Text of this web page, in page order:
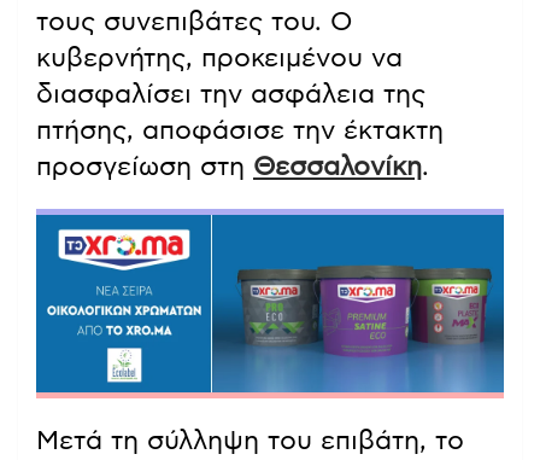
τους συνεπιβάτες του. Ο
κυβερνήτης, προκειμένου να
διασφαλίσει την ασφάλεια της
πτήσης, αποφάσισε την έκτακτη
προσγείωση στη Θεσσαλονίκη.
Μετά τη σύλληψη του επιβάτη, το